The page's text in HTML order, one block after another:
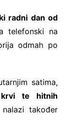
radni dan od
telefonski na
odmah po
satima,
te hitnih
također